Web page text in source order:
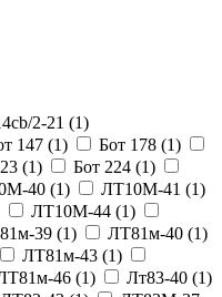
2-21 (1)
147 (1) Бот 178 (1)
(1) Бот 224 (1)
40 (1) ЛТ10М-41 (1)
ЛТ10М-44 (1)
39 (1) ЛТ81м-40 (1)
ЛТ81м-43 (1)
46 (1) Лт83-40 (1)